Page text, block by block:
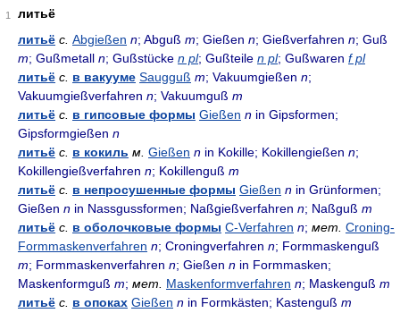
1
литьё
литьё с. Abgießen n; Abguß m; Gießen n; Gießverfahren n; Guß
m; Gußmetall n; Gußstücke n pl; Gußteile n pl; Gußwaren f pl
литьё с. в вакууме Saugguß m; Vakuumgießen n;
Vakuumgießverfahren n; Vakuumguß m
литьё с. в гипсовые формы Gießen n in Gipsformen;
Gipsformgießen n
литьё с. в кокиль м. Gießen n in Kokille; Kokillengießen n;
Kokillengießverfahren n; Kokillenguß m
литьё с. в непросушенные формы Gießen n in Grünformen;
Gießen n in Nassgussformen; Naßgießverfahren n; Naßguß m
литьё с. в оболочковые формы C-Verfahren n; мет. Croning-
Formmaskenverfahren n; Croningverfahren n; Formmaskenguß
m; Formmaskenverfahren n; Gießen n in Formmasken;
Maskenformguß m; мет. Maskenformverfahren n; Maskenguß m
литьё с. в опоках Gießen n in Formkästen; Kastenguß m